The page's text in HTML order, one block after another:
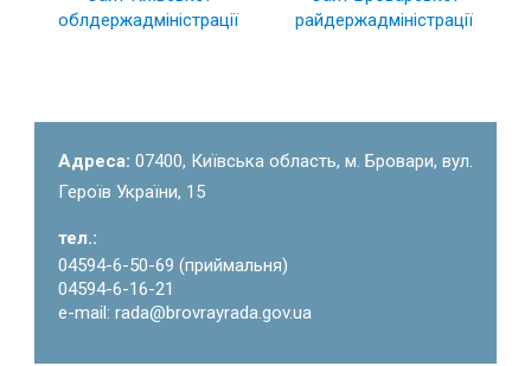
облдержадміністрації
райдержадміністрації
Адреса: 07400, Київська область, м. Бровари, вул.
Героїв України, 15
тел.:
04594-6-50-69 (приймальня)
04594-6-16-21
e-mail: rada@brovrayrada.gov.ua